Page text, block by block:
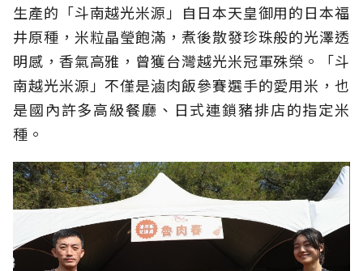
生產的「斗南越光米源」自日本天皇御用的日本福
井原種，米粒晶瑩飽滿，煮後散發珍珠般的光澤透
明感，香氣高雅，曾獲台灣越光米冠軍殊榮。「斗
南越光米源」不僅是滷肉飯參賽選手的愛用米，也
是國內許多高級餐廳、日式連鎖豬排店的指定米
種。